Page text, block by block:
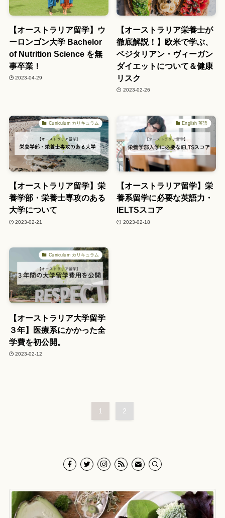
【オーストラリア留学】ウ
ーロンゴン大学 Bachelor
of Nutrition Science を無
事卒業！
2023-04-29
【オーストラリア栄養士が
徹底解説！】欧米で学ぶ、
ベジタリアン・ヴィーガン
ダイエットについて＆健康
リスク
2023-02-26
Curriculum カリキュラム
【オーストラリア留学】栄
養学部・栄養士専攻のある
大学について
2023-02-21
English 英語
【オーストラリア留学】栄
養系留学に必要な英語力・
IELTSスコア
2023-02-18
Curriculum カリキュラム
【オーストラリア大学留学
３年】医療系にかかった全
学費を初公開。
2023-02-12
1 2